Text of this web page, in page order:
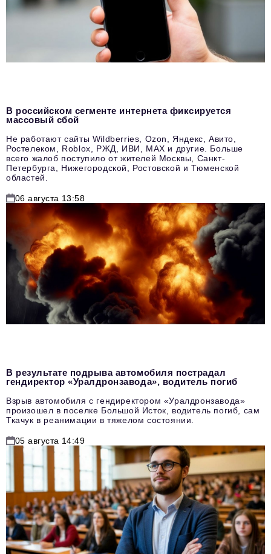
В российском сегменте интернета фиксируется
массовый сбой
Не работают сайты Wildberries, Ozon, Яндекс, Авито,
Ростелеком, Roblox, РЖД, ИВИ, MAX и другие. Больше
всего жалоб поступило от жителей Москвы, Санкт-
Петербурга, Нижегородской, Ростовской и Тюменской
областей.
06 августа 13:58
В результате подрыва автомобиля пострадал
гендиректор «Уралдронзавода», водитель погиб
Взрыв автомобиля с гендиректором «Уралдронзавода»
произошел в поселке Большой Исток, водитель погиб, сам
Ткачук в реанимации в тяжелом состоянии.
05 августа 14:49